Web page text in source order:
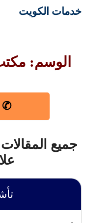
خدمات الكويت
الوسم:
✆
جميع